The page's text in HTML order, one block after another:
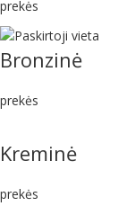
prekės
Bronzinė
prekės
Kreminė
prekės